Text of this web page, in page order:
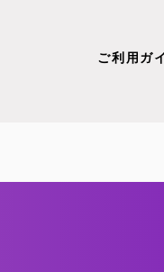
ご利用ガ